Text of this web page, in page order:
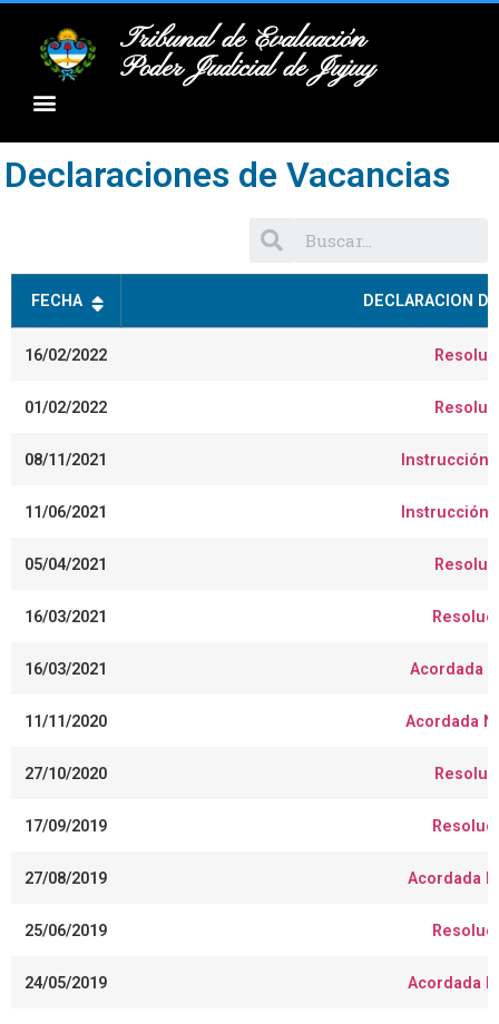
Tribunal de Evaluación
Poder Judicial de Jujuy
Declaraciones de Vacancias
FECHA DECLARACION
16/02/2022
01/02/2022
08/11/2021 Instrucción
11/06/2021 Instrucción
05/04/2021
16/03/2021
16/03/2021 Acordada
11/11/2020 Acordada
27/10/2020
17/09/2019
27/08/2019 Acordada
25/06/2019
24/05/2019 Acordada